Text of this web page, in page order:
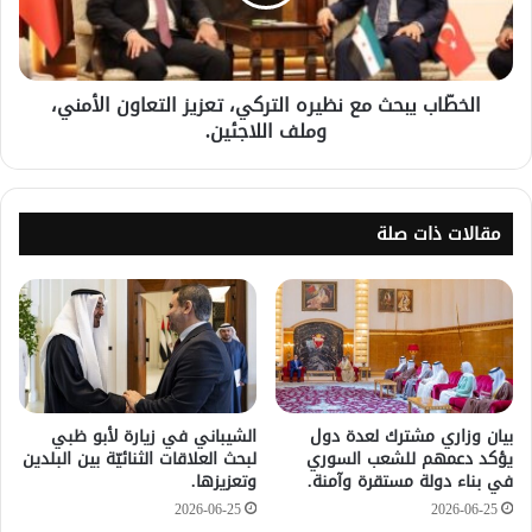
الخطّاب يبحث مع نظيره التركي، تعزيز التعاون الأمني،
وملف اللاجئين.
مقالات ذات صلة
بيان وزاري مشترك لعدة دول
يؤكد دعمهم للشعب السوري
في بناء دولة مستقرة وآمنة.
2026-06-25
الشيباني في زيارة لأبو ظبي
لبحث العلاقات الثنائيّة بين البلدين
وتعزيزها.
2026-06-25